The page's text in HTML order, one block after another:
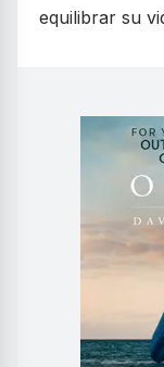
equilibrar su